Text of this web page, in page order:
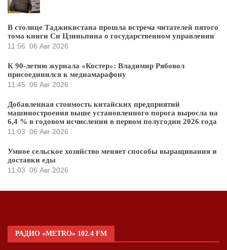
В столице Таджикистана прошла встреча читателей пятого
тома книги Си Цзиньпина о государственном управлении
11:56 06 Авг 2026
К 90-летию журнала «Костер»: Владимир Рябовол
присоединился к медиамарафону
11:45 06 Авг 2026
Добавленная стоимость китайских предприятий
машиностроения выше установленного порога выросла на
6,4 % в годовом исчислении в первом полугодии 2026 года
11:03 06 Авг 2026
Умное сельское хозяйство меняет способы выращивания и
доставки еды
11:03 06 Авг 2026
РАДИО «METRO» 102.4 FM